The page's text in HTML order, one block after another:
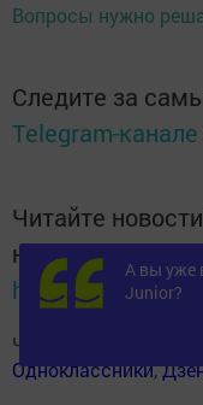
Вопросы нужно
Следите за
Telegram-канале
Читайте
национальном
https://max.ru/
Читай «Волжскую
Одноклассники,
А вы уже
Junior?